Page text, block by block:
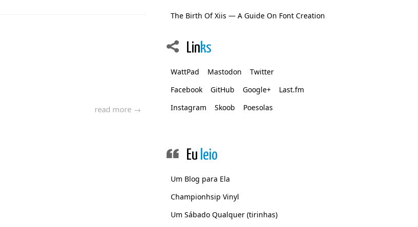
read more →
The Birth Of Xiis — A Guide On Font Creation
Links
WattPad Mastodon
Twitter
Facebook
GitHub Google+
Last.fm
Instagram
Skoob Poesolas
Eu leio
Um Blog para Ela
Championhsip Vinyl
Um Sábado Qualquer (tirinhas)